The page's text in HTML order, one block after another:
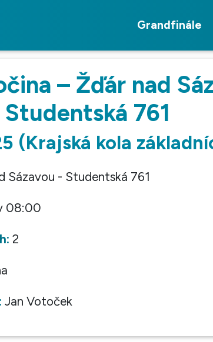
Grandfinále
– Žďár nad
Studentská 761
(Krajská kola
Sázavou - Studentská 761
08:00
2
Jan Votoček